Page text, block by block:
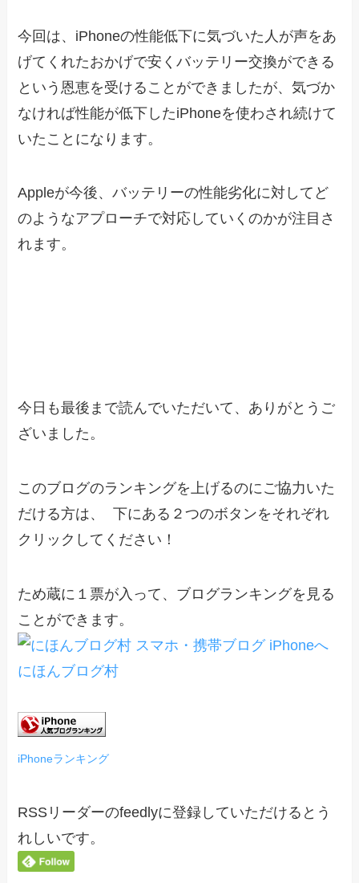
今回は、iPhoneの性能低下に気づいた人が声をあ
げてくれたおかげで安くバッテリー交換ができる
という恩恵を受けることができましたが、気づか
なければ性能が低下したiPhoneを使わされ続けて
いたことになります。
Appleが今後、バッテリーの性能劣化に対してど
のようなアプローチで対応していくのかが注目さ
れます。
今日も最後まで読んでいただいて、ありがとうご
ざいました。
このブログのランキングを上げるのにご協力いた
だける方は、 下にある２つのボタンをそれぞれ
クリックしてください！
ため蔵に１票が入って、ブログランキングを見る
ことができます。
にほんブログ村
iPhoneランキング
RSSリーダーのfeedlyに登録していただけるとう
れしいです。